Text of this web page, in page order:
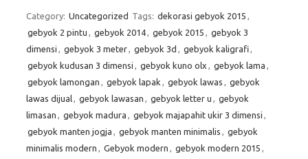
Category: Uncategorized Tags: dekorasi gebyok 2015 ,
gebyok 2 pintu , gebyok 2014, gebyok 2015 , gebyok 3
dimensi , gebyok 3 meter, gebyok 3d , gebyok kaligrafi,
gebyok kudusan 3 dimensi , gebyok kuno olx , gebyok lama ,
gebyok lamongan , gebyok lapak , gebyok lawas , gebyok
lawas dijual, gebyok lawasan , gebyok letter u , gebyok
limasan , gebyok madura , gebyok majapahit ukir 3 dimensi ,
gebyok manten jogja , gebyok manten minimalis , gebyok
minimalis modern , Gebyok modern , gebyok modern 2015 ,